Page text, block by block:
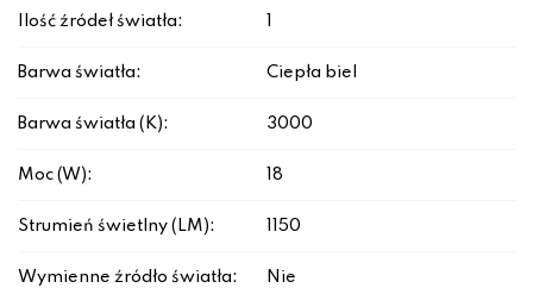
Ilość źródeł światła:
Barwa światła: Ciepła biel
Barwa światła (K): 3000
Moc (W): 18
Strumień świetlny (LM): 1150
Wymienne źródło światła: Nie